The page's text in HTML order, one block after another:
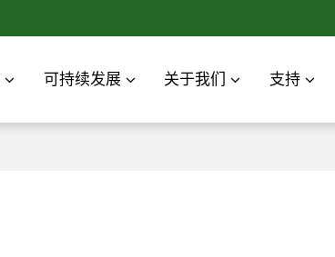
可持续发展 关于我们 支持